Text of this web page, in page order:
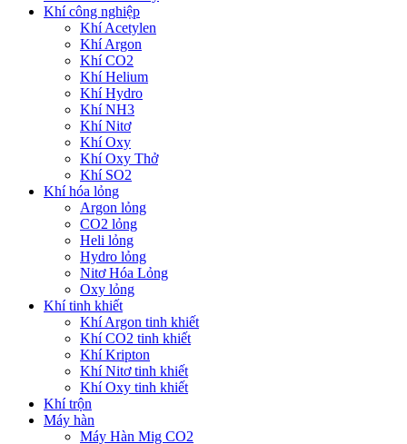
Khí công nghiệp
Khí Acetylen
Khí Argon
Khí CO2
Khí Helium
Khí Hydro
Khí NH3
Khí Nitơ
Khí Oxy
Khí Oxy Thở
Khí SO2
Khí hóa lỏng
Argon lỏng
CO2 lỏng
Heli lỏng
Hydro lỏng
Nitơ Hóa Lỏng
Oxy lỏng
Khí tinh khiết
Khí Argon tinh khiết
Khí CO2 tinh khiết
Khí Kripton
Khí Nitơ tinh khiết
Khí Oxy tinh khiết
Khí trộn
Máy hàn
Máy Hàn Mig CO2